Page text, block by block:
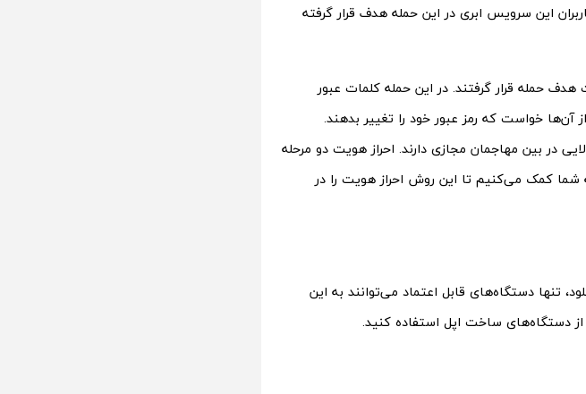
این سرویس ابری در این حمله هدف قرار گرفته‌
کربونایت هدف حمله قرار گرفتند. در این حمله کلمات عبور
خواست که رمز عبور خود را تغییر بدهند.
در بین مهاجمان مجازی دارند. احراز هویت دو مرحله
شما کمک می‌کنیم تا این روش احراز هویت را در
تنها دستگاه‌های قابل اعتماد می‌توانند به این
دستگاه‌های ساخت اپل استفاده کنید.